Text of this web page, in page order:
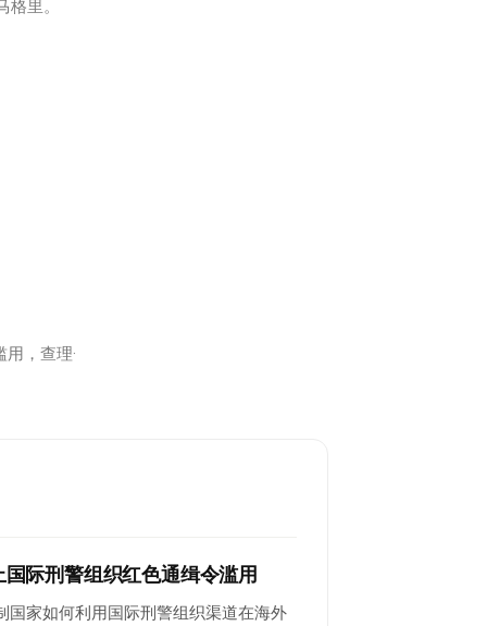
里。
，查理·
国际刑警组织红色通缉令滥用
国家如何利用国际刑警组织渠道在海外